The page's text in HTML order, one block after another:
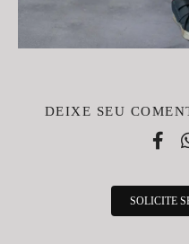
DEIXE SEU
SOLICITE